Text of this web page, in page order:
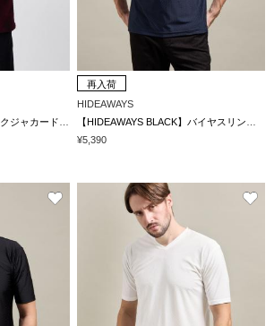
バイヤスブリスターチェックジャカードVネックプルオーバー
再入荷
HIDEAWAYS
【HIDEAWAYS BLACK】バイヤスリンクスジャカードＶネック半袖プルオーバー
¥5,390